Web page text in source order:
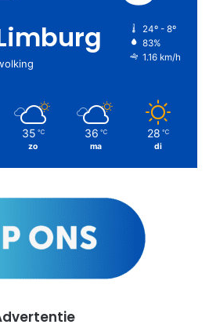
24º - 8º
83%
1.16 km/h
35 ℃
zo
36 ℃
ma
28 ℃
di